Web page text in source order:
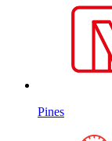
Pines